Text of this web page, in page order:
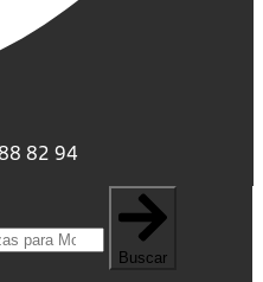
82 94
Buscar